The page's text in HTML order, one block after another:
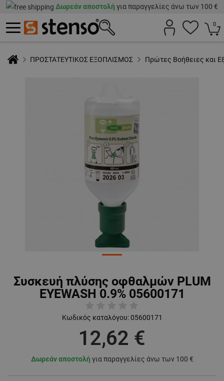
Δωρεάν αποστολή για παραγγελίες άνω των 100 €
0
ΠΡΟΣΤΑΤΕΥΤΙΚΟΣ ΕΞΟΠΛΙΣΜΟΣ Πρώτες Βοήθειες και
Συσκευή πλύσης οφθαλμών PLUM
EYEWASH 0.9% 05600171
Κωδικός καταλόγου: 05600171
12,62 €
Δωρεάν αποστολή για παραγγελίες άνω των 100 €